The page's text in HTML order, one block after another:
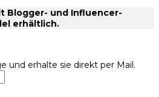
Blogger- und Influencer-
erhältlich.
und erhalte sie direkt per Mail.